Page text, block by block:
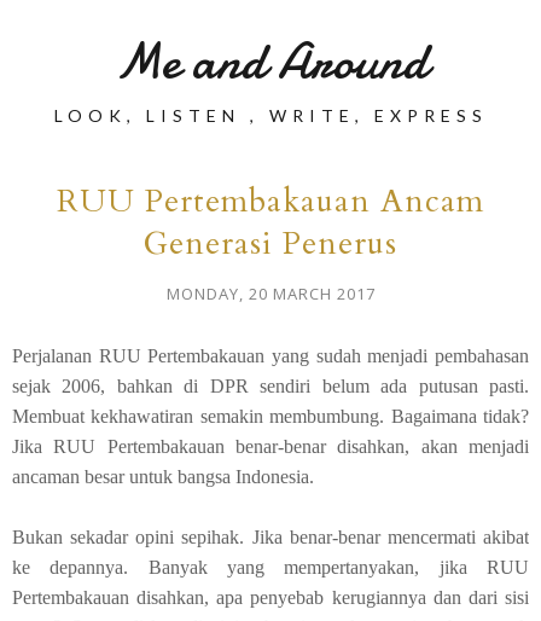
Me and Around
LOOK, LISTEN , WRITE, EXPRESS
RUU Pertembakauan Ancam
Generasi Penerus
MONDAY, 20 MARCH 2017
Perjalanan RUU Pertembakauan yang sudah menjadi pembahasan
sejak 2006, bahkan di DPR sendiri belum ada putusan pasti.
Membuat kekhawatiran semakin membumbung. Bagaimana tidak?
Jika RUU Pertembakauan benar-benar disahkan, akan menjadi
ancaman besar untuk bangsa Indonesia.
Bukan sekadar opini sepihak. Jika benar-benar mencermati akibat
ke depannya. Banyak yang mempertanyakan, jika RUU
Pertembakauan disahkan, apa penyebab kerugiannya dan dari sisi